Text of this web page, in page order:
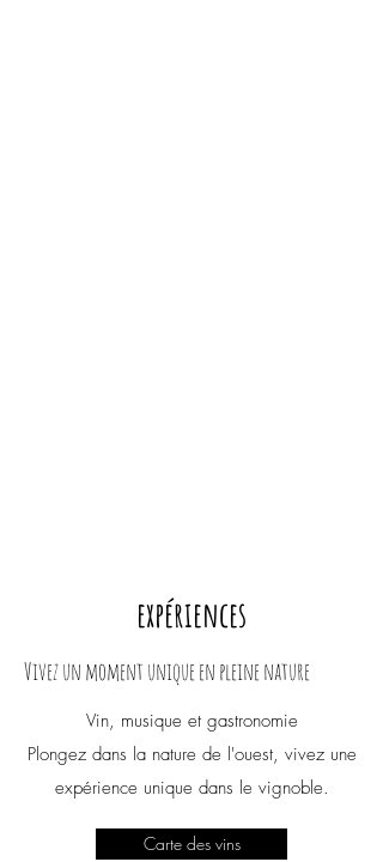
expériences
Vivez un moment unique en pleine nature
Vin, musique et gastronomie
Plongez dans la nature de l'ouest, vivez une
expérience unique dans le vignoble.
Carte des vins